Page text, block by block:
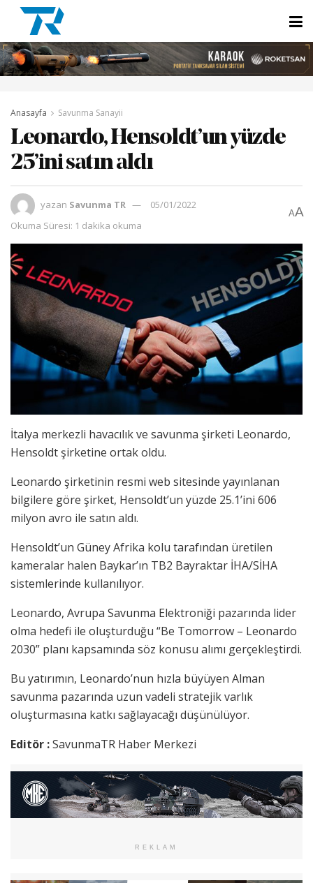
Anasayfa Savunma Sanayii
Leonardo, Hensoldt’un yüzde
25’ini satın aldı
yazan Savunma TR
05/01/2022
Okuma Süresi: 1 dakika okuma
AA
İtalya merkezli havacılık ve savunma şirketi Leonardo,
Hensoldt şirketine ortak oldu.
Leonardo şirketinin resmi web sitesinde yayınlanan
bilgilere göre şirket, Hensoldt’un yüzde 25.1’ini 606
milyon avro ile satın aldı.
Hensoldt’un Güney Afrika kolu tarafından üretilen
kameralar halen Baykar’ın TB2 Bayraktar İHA/SİHA
sistemlerinde kullanılıyor.
Leonardo, Avrupa Savunma Elektroniği pazarında lider
olma hedefi ile oluşturduğu “Be Tomorrow – Leonardo
2030” planı kapsamında söz konusu alımı gerçekleştirdi.
Bu yatırımın, Leonardo’nun hızla büyüyen Alman
savunma pazarında uzun vadeli stratejik varlık
oluşturmasına katkı sağlayacağı düşünülüyor.
Editör :SavunmaTR Haber Merkezi
REKLAM